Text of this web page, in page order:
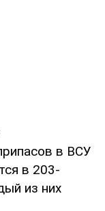
в ВСУ
в 203-
из них